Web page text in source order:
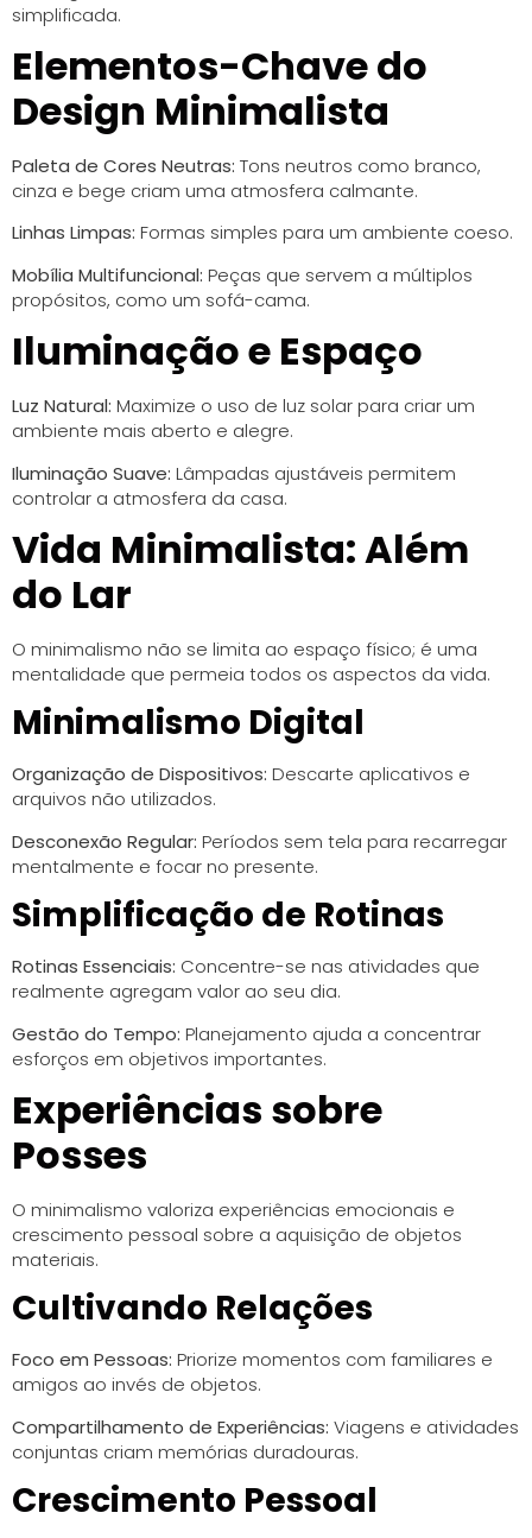
simplificada.
Elementos-Chave do
Design Minimalista
Paleta de Cores Neutras: Tons neutros como branco,
cinza e bege criam uma atmosfera calmante.
Linhas Limpas: Formas simples para um ambiente coeso.
Mobília Multifuncional: Peças que servem a múltiplos
propósitos, como um sofá-cama.
Iluminação e Espaço
Luz Natural: Maximize o uso de luz solar para criar um
ambiente mais aberto e alegre.
Iluminação Suave: Lâmpadas ajustáveis permitem
controlar a atmosfera da casa.
Vida Minimalista: Além
do Lar
O minimalismo não se limita ao espaço físico; é uma
mentalidade que permeia todos os aspectos da vida.
Minimalismo Digital
Organização de Dispositivos: Descarte aplicativos e
arquivos não utilizados.
Desconexão Regular: Períodos sem tela para recarregar
mentalmente e focar no presente.
Simplificação de Rotinas
Rotinas Essenciais: Concentre-se nas atividades que
realmente agregam valor ao seu dia.
Gestão do Tempo: Planejamento ajuda a concentrar
esforços em objetivos importantes.
Experiências sobre
Posses
O minimalismo valoriza experiências emocionais e
crescimento pessoal sobre a aquisição de objetos
materiais.
Cultivando Relações
Foco em Pessoas: Priorize momentos com familiares e
amigos ao invés de objetos.
Compartilhamento de Experiências: Viagens e atividades
conjuntas criam memórias duradouras.
Crescimento Pessoal